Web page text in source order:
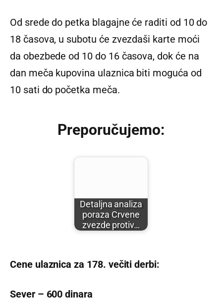
Od srede do petka blagajne će raditi od 10 do
18 časova, u subotu će zvezdaši karte moći
da obezbede od 10 do 16 časova, dok će na
dan meča kupovina ulaznica biti moguća od
10 sati do početka meča.
Preporučujemo:
Detaljna analiza
poraza Crvene
zvezde protiv…
Cene ulaznica za 178. večiti derbi:
Sever – 600 dinara